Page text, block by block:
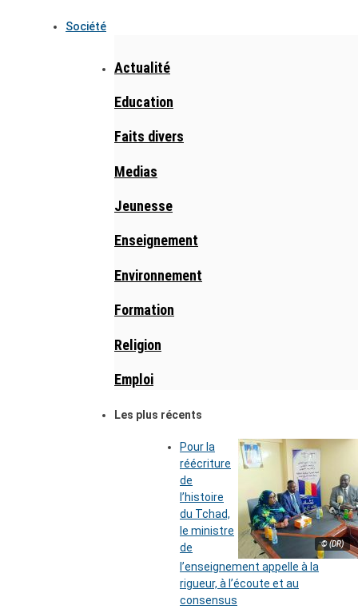
Société
Actualité
Education
Faits divers
Medias
Jeunesse
Enseignement
Environnement
Formation
Religion
Emploi
Les plus récents
© (DR)
Pour la
réécriture
de
l’histoire
du Tchad,
le ministre
de
l’enseignement appelle à la
rigueur, à l’écoute et au
consensus